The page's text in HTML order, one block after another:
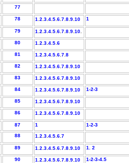
77
78 1 2 3. 4. 5. 6. 7. 8. 9. 10 1
79 1 2 3. 4. 5. 6. 7. 8. 9. 10.
80 1 2 3. 4. 5. 6
81 1. 2 3. 4. 5. 6. 7. 8
82 1 2 3. 4. 5. 6. 7. 8. 9. 10
83 1 2 3. 4. 5. 6. 7. 8. 9. 10
84 1 2 3. 4. 5.6. 7. 8. 9. 10 1-2-3
85 1 2 3. 4. 5. 6. 7. 8. 9. 10
86 1 2 3. 4. 5. 6. 7. 8.9.10
87 1 1-2-3
88 1 2 3. 4. 5. 6. 7
89 1 2 3. 4. 5. 6. 7. 8. 9. 10 1. 2
90 1 2 3. 4. 5. 6. 7. 8. 9. 10 1-2-3-4.5